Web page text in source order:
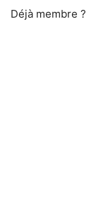
Déjà membre ?